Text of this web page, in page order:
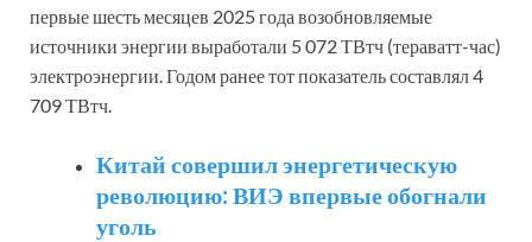
первые шесть месяцев 2025 года возобновляемые
источники энергии выработали 5 072 ТВтч (тераватт-час)
электроэнергии. Годом ранее тот показатель составлял 4
709 ТВтч.
Китай совершил энергетическую
революцию: ВИЭ впервые обогнали
уголь